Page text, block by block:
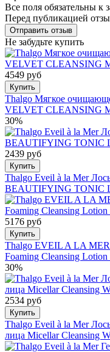
Все поля обязательны к
Перед публикацией
Не забудьте купить
4549 руб
Купить
Thalgo Мягкое
VELVET CLEANSING
30%
2439 руб
Купить
Thalgo Eveil à la Mer
BEAUTIFYING TONIC
5176 руб
Купить
Thalgo EVEIL A LA
Foaming Cleansing
30%
2534 руб
Купить
Thalgo Eveil à la Mer
лица Micellar Cleansing